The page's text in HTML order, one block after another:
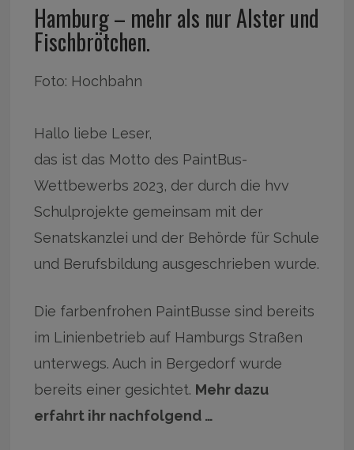
Hamburg – mehr als nur Alster und
Fischbrötchen.
Foto: Hochbahn
Hallo liebe Leser,
das ist das Motto des PaintBus-
Wettbewerbs 2023, der durch die hvv
Schulprojekte gemeinsam mit der
Senatskanzlei und der Behörde für Schule
und Berufsbildung ausgeschrieben wurde.
Die farbenfrohen PaintBusse sind bereits
im Linienbetrieb auf Hamburgs Straßen
unterwegs. Auch in Bergedorf wurde
bereits einer gesichtet. Mehr dazu
erfahrt ihr nachfolgend …